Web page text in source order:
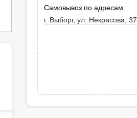
Самовывоз по адресам:
г. Выборг, ул. Некрасова, 37